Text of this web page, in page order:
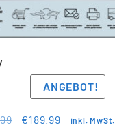
ANGEBOT!
€189.99 inkl. MwSt.